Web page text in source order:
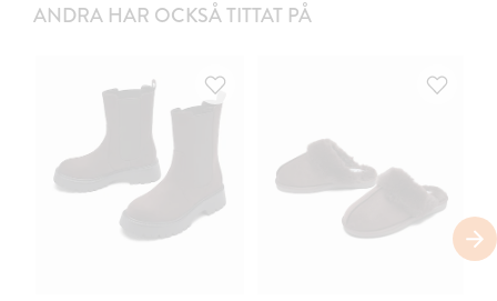
ANDRA HAR OCKSÅ TITTAT PÅ